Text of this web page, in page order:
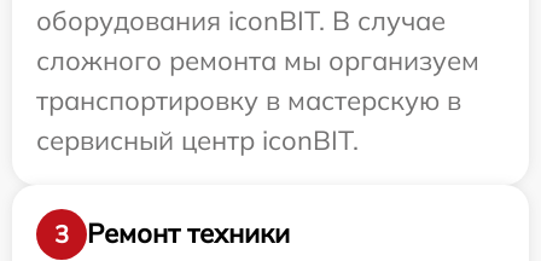
оборудования iconBIT. В случае
сложного ремонта мы организуем
транспортировку в мастерскую в
сервисный центр iconBIT.
3
Ремонт техники